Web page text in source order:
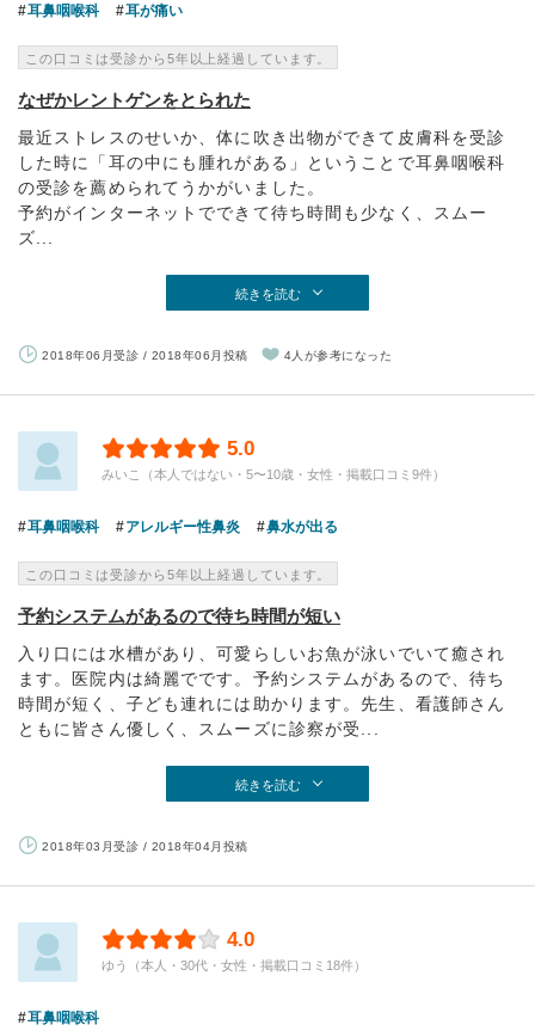
耳鼻咽喉科 耳が痛い
この口コミは受診から5年以上経過しています。
なぜかレントゲンをとられた
最近ストレスのせいか、体に吹き出物ができて皮膚科を受診
した時に「耳の中にも腫れがある」ということで耳鼻咽喉科
の受診を薦められてうかがいました。
予約がインターネットでできて待ち時間も少なく、スムー
ズ...
続きを読む
2018年06月受診 / 2018年06月投稿 4人が参考になった
5.0
みいこ（本人ではない・5〜10歳・女性・掲載口コミ9件）
耳鼻咽喉科 アレルギー性鼻炎 鼻水が出る
この口コミは受診から5年以上経過しています。
予約システムがあるので待ち時間が短い
入り口には水槽があり、可愛らしいお魚が泳いでいて癒され
ます。医院内は綺麗でです。予約システムがあるので、待ち
時間が短く、子ども連れには助かります。先生、看護師さん
ともに皆さん優しく、スムーズに診察が受...
続きを読む
2018年03月受診 / 2018年04月投稿
4.0
ゆう（本人・30代・女性・掲載口コミ18件）
耳鼻咽喉科